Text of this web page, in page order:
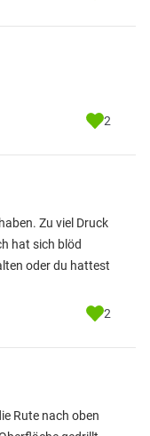
2
Zu viel Druck
hat sich blöd
oder du hattest
2
Rute nach oben